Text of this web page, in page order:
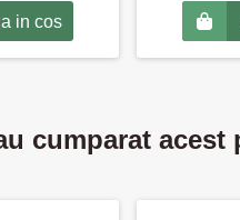
in cos
cumparat